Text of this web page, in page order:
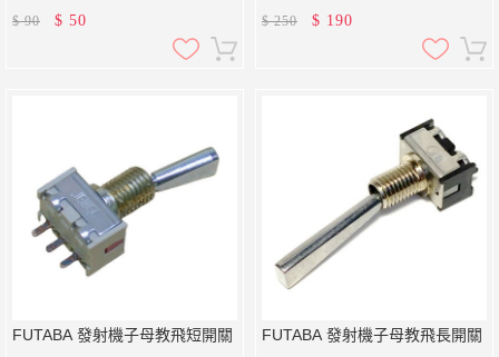
$90 $ 50 $250 $ 190
FUTABA 發射機子母教飛短開關 FUTABA 發射機子母教飛長開關